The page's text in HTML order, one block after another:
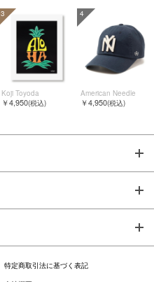
3
Koji Toyoda
￥4,950(税込)
4
American Needle
￥4,950(税込)
特定商取引法に基づく表記